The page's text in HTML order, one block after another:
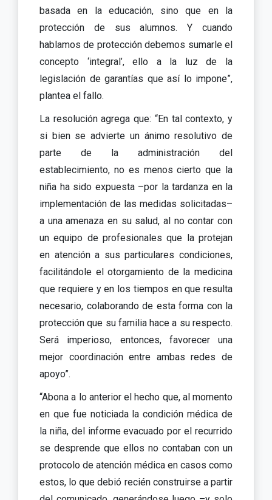
basada en la educación, sino que en la
protección de sus alumnos. Y cuando
hablamos de protección debemos sumarle el
concepto ‘integral’, ello a la luz de la
legislación de garantías que así lo impone”,
plantea el fallo.
La resolución agrega que: “En tal contexto, y
si bien se advierte un ánimo resolutivo de
parte de la administración del
establecimiento, no es menos cierto que la
niña ha sido expuesta –por la tardanza en la
implementación de las medidas solicitadas–
a una amenaza en su salud, al no contar con
un equipo de profesionales que la protejan
en atención a sus particulares condiciones,
facilitándole el otorgamiento de la medicina
que requiere y en los tiempos en que resulta
necesario, colaborando de esta forma con la
protección que su familia hace a su respecto.
Será imperioso, entonces, favorecer una
mejor coordinación entre ambas redes de
apoyo”.
“Abona a lo anterior el hecho que, al momento
en que fue noticiada la condición médica de
la niña, del informe evacuado por el recurrido
se desprende que ellos no contaban con un
protocolo de atención médica en casos como
estos, lo que debió recién construirse a partir